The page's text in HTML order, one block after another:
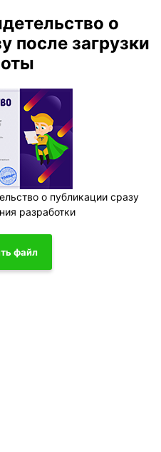
о
после загрузки
о публикации сразу
разработки
файл